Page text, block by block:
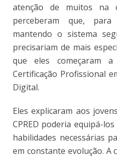
atenção de muitos na
perceberam que,
mantendo o sistema
precisariam de mais
que eles começaram
Certificação Profissional
Digital.
Eles explicaram aos
CPRED poderia equipá-
habilidades necessárias
em constante evolução. A